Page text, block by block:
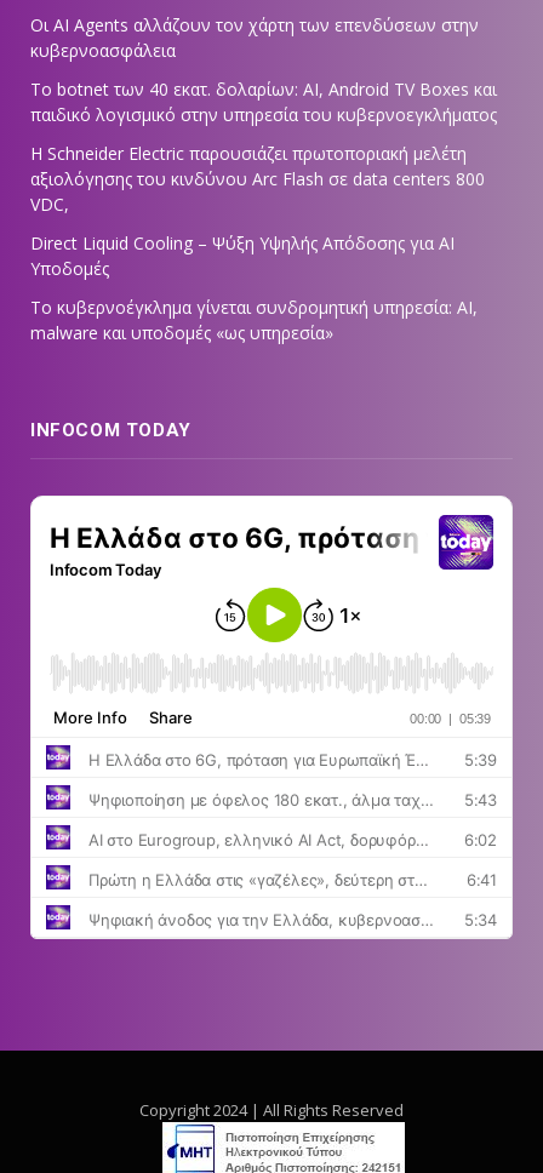
Οι AI Agents αλλάζουν τον χάρτη των επενδύσεων στην
κυβερνοασφάλεια
Το botnet των 40 εκατ. δολαρίων: AI, Android TV Boxes και
παιδικό λογισμικό στην υπηρεσία του κυβερνοεγκλήματος
Η Schneider Electric παρουσιάζει πρωτοποριακή μελέτη
αξιολόγησης του κινδύνου Arc Flash σε data centers 800
VDC,
Direct Liquid Cooling – Ψύξη Υψηλής Απόδοσης για AI
Υποδομές
Το κυβερνοέγκλημα γίνεται συνδρομητική υπηρεσία: AI,
malware και υποδομές «ως υπηρεσία»
INFOCOM TODAY
Copyright 2024 | All Rights Reserved